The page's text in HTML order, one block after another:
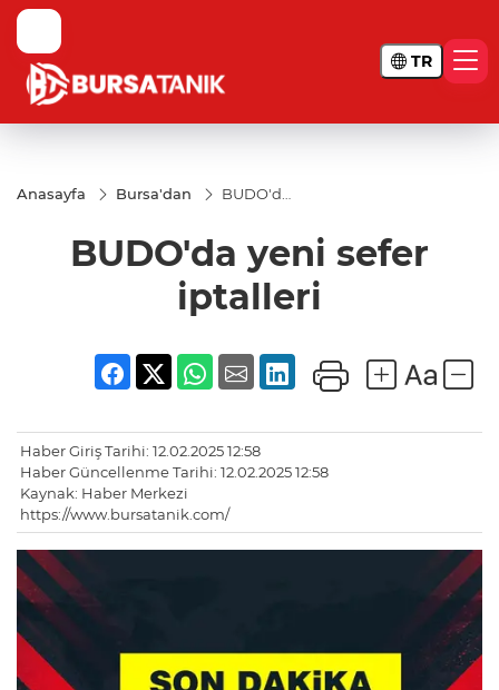
TR
Anasayfa Bursa'dan
BUDO'da
BUDO'da yeni sefer
iptalleri
Haber Giriş Tarihi: 12.02.2025 12:58
Haber Güncellenme Tarihi: 12.02.2025 12:58
Kaynak: Haber Merkezi
https://www.bursatanik.com/